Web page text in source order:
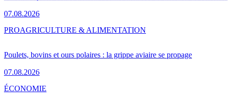
07.08.2026
Poulets, bovins et ours polaires : la grippe aviaire se propage
07.08.2026
PROAGRICULTURE & ALIMENTATION
ÉCONOMIE